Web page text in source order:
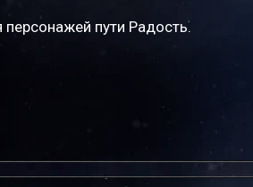
пути Радость.